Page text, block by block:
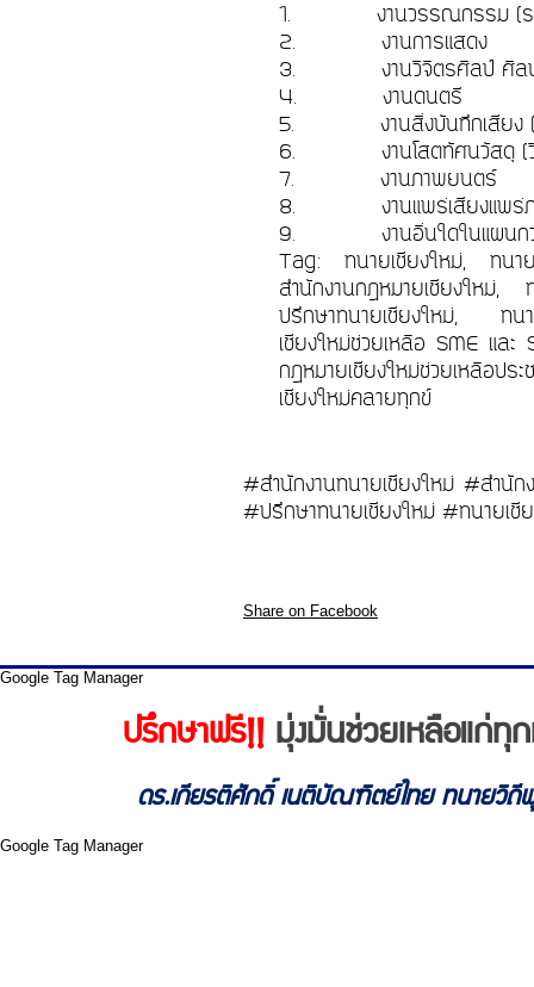
1.
งานวรรณกรรม (ร
2.
งานการแสดง
3.
งานวิจิตรศิลป์ ศิ
4.
งานดนตรี
5.
งานสิ่งบันทึกเสียง
6.
งานโสตทัศนวัสดุ
7.
งานภาพยนตร์
8.
งานแพร่เสียงแพร่
9.
งานอื่นใดในแผน
Tag: ทนายเชียงใหม่, ทนาย
สำนักงานกฎหมายเชียงใหม่,
ปรึกษาทนายเชียงใหม่, ทนา
เชียงใหม่ช่วยเหลือ SME แล
กฎหมายเชียงใหม่ช่วยเหลือป
เชียงใหม่คลายทุกข์
#สำนักงานทนายเชียงใหม่ #สำนัก
#ปรึกษาทนายเชียงใหม่ #ทนายเชี
Share on Facebook
Google Tag Manager
ปรึกษาฟรี!! มุ่งมั่นช่วยเหลือแก่
ดร.เกียรติศักดิ์ เนติบัณฑิตย์ไทย ทนายวิถีพุ
Google Tag Manager